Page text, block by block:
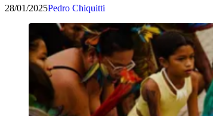
28/01/2025Pedro Chiquitti